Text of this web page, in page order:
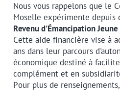
Nous vous rappelons que le
Moselle expérimente depuis
Revenu d'Émancipation Jeune
Cette aide financière vise à
ans dans leur parcours
économique destiné à
complément et en
Pour plus de